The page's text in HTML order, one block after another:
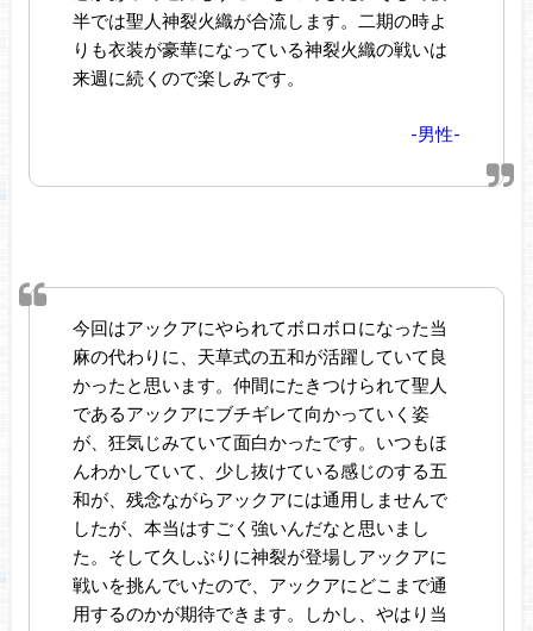
半では聖人神裂火織が合流します。二期の時よ
りも衣装が豪華になっている神裂火織の戦いは
来週に続くので楽しみです。
-男性-
今回はアックアにやられてボロボロになった当
麻の代わりに、天草式の五和が活躍していて良
かったと思います。仲間にたきつけられて聖人
であるアックアにブチギレて向かっていく姿
が、狂気じみていて面白かったです。いつもほ
んわかしていて、少し抜けている感じのする五
和が、残念ながらアックアには通用しませんで
したが、本当はすごく強いんだなと思いまし
た。そして久しぶりに神裂が登場しアックアに
戦いを挑んでいたので、アックアにどこまで通
用するのかが期待できます。しかし、やはり当